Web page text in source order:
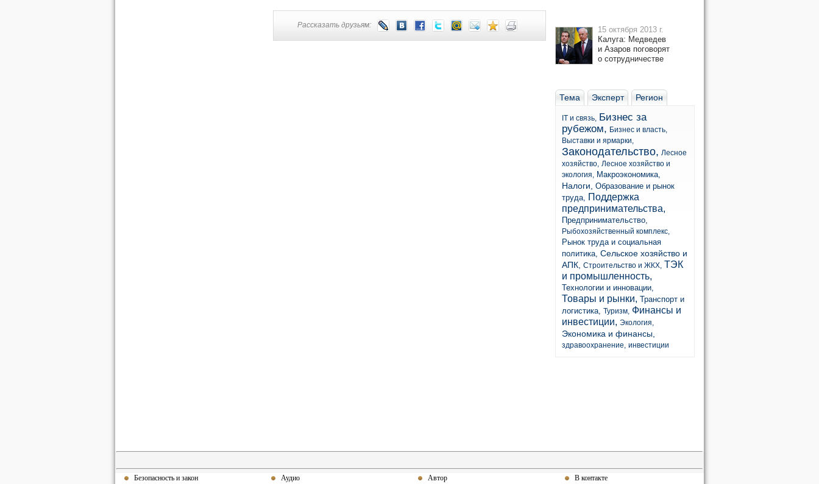
Рассказать друзьям:
15 октября 2013 г.
Калуга: Медведев
и Азаров поговорят
о сотрудничестве
Тема Эксперт Регион
IT и связь, Бизнес за
рубежом, Бизнес и власть,
Выставки и ярмарки,
Законодательство, Лесное
хозяйство, Лесное хозяйство и
экология, Макроэкономика,
Налоги, Образование и рынок
труда, Поддержка
предпринимательства,
Предпринимательство,
Рыбохозяйственный комплекс,
Рынок труда и социальная
политика, Сельское хозяйство и
АПК, Строительство и ЖКХ, ТЭК
и промышленность,
Технологии и инновации,
Товары и рынки, Транспорт и
логистика, Туризм, Финансы и
инвестиции, Экология,
Экономика и финансы,
здравоохранение, инвестиции
Безопасность и закон
Аудио
Автор
В контакте